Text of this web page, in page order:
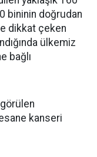
bininin doğrudan
dikkat çeken
ülkemiz
bağlı
kanseri